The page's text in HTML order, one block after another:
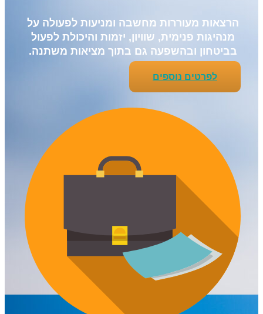
הרצאות מעוררות מחשבה ומניעות לפעולה על
מנהיגות פנימית, שוויון, יזמות והיכולת לפעול
בביטחון ובהשפעה גם בתוך מציאות משתנה.
לפרטים נוספים